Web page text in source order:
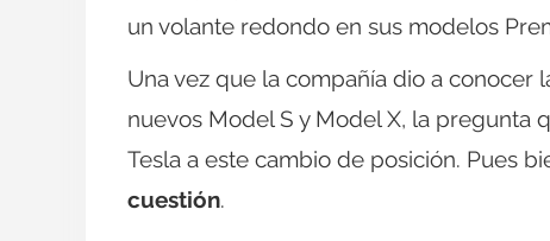
un volante redondo en sus modelos
Una vez que la compañía dio a
nuevos Model S y Model X, la pregunta
Tesla a este cambio de posición. Pues
cuestión.